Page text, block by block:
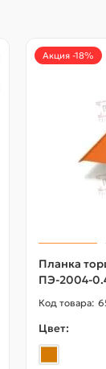
Акция -18%
Планка
ПЭ-2004-
Цвет: